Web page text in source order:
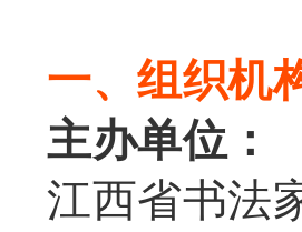
一、组织机
主办单位：
江西省书法